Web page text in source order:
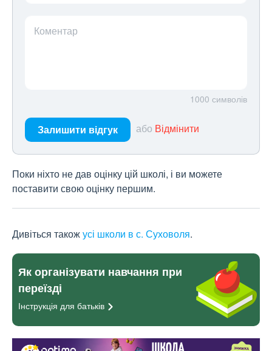
Коментар
1000 символів
Залишити відгук або Відмінити
Поки ніхто не дав оцінку цій школі, і ви можете
поставити свою оцінку першим.
Дивіться такожусі школи в с. Суховоля.
Як організувати навчання при
переїзді
Інструкція для батьків